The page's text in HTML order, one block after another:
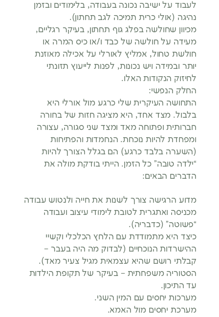
לעבוד על ישיבה נכונה בעבודה, בלימודים ובזמן
נהיגה (אולי כרית תמיכה לגב תחתון).
מכיוון שחולשה בפלג גוף תחתון, בעיקר רגליים,
מעידה על חולשה של כבד ו/או כיס המרה או
חולשת טחול, אמליץ לאורלי על אכילה מאוזנת
יותר ובמידה ויש נכונות, לפנות לייעוץ תזונתי
לחיזוק הנקודות האלו.
החלק הנפשי:
התחושה העיקרית שלי כרגע מול אורלי היא
בלבול. מצד אחד, היא מציגה חזות של בחורה
חברותית ופתוחה מאד ומצד שני סגורה, עצורה
ומפחדת להיות נוכחת. הנחמדות והפתיחות
(השערה בלבד כרגע) הם בגלל הצורך להיות
“ילדה טובה” כל הזמן. הייתי בודקת מולה את
הדברים הבאים:
מדוע הרגישה צורך לשנות את חייה ולנטוש עבודה
מכניסה ואתגרית לטובת לימודי עיצוב ועבודה
“פשוטה” (כדבריה).
כיצד היא מתמודדת עם הלחץ הכלכלי וקשיי
ההישרדות הנוכחיים (לבדוק מה היה בעבר –
קבלתי רושם שהיא עצמאית מגיל צעיר מאד).
הסטוריה משפחתית – בעיקר של תקופת הילדות
עד התיכון.
מערכות יחסים עם המין השני.
מערכת יחסים מול האמא.